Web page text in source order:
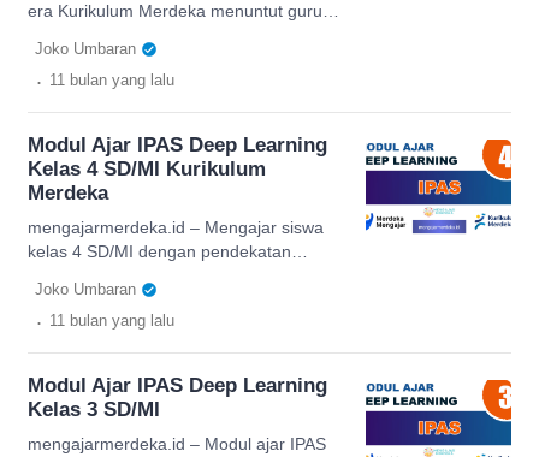
menghubungkan teori dengan kehidupan
era Kurikulum Merdeka menuntut guru
menyesuaikan metode pengajaran
dengan kebutuhan siswa. Salah satu
mendalam. Dalam konteks Modul Ajar
IPAS (Ilmu Pengetahuan Alam dan
Sosial) untuk Kelas 5 SD/MI, pendekatan
ini mendorong siswa untuk memahami
konsep secara komprehensif, […]
Joko Umbaran
. 11 bulan yang lalu
Modul Ajar IPAS Deep Learning
Kelas 4 SD/MI Kurikulum
Merdeka
mengajarmerdeka.id – Mengajar siswa
kelas 4 SD/MI dengan pendekatan
strategi yang kreatif dan berbasis sains.
Salah satu mata pelajaran yang
dan Sosial). Untuk membantu guru,
modul ajar berbasis deep learning dapat
menjadi solusi cerdas. Dengan
Joko Umbaran
. 11 bulan yang lalu
Modul Ajar IPAS Deep Learning
Kelas 3 SD/MI
mengajarmerdeka.id – Modul ajar IPAS